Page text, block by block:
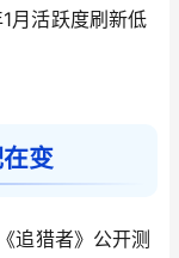
活跃度刷新低
变
追猎者》公开测